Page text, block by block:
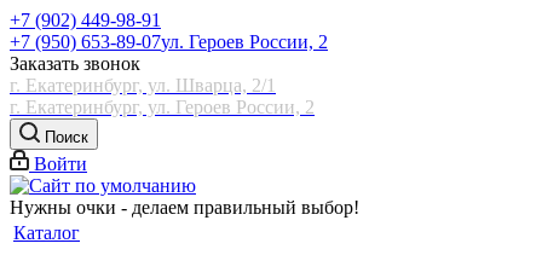
+7 (902) 449-98-91
+7 (950) 653-89-07ул. Героев России, 2
Заказать звонок
г. Екатеринбург, ул. Шварца, 2/1
г. Екатеринбург, ул. Героев России, 2
Поиск
Войти
Нужны очки - делаем правильный выбор!
Каталог